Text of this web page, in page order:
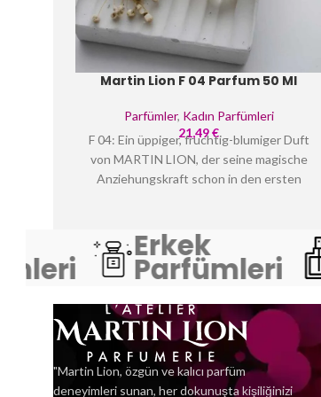
Martin Lion F 04 Parfum 50 Ml
Parfümler, Kadın Parfümleri
21,49€
F 04: Ein üppiger, fruchtig-blumiger Duft
von MARTIN LION, der seine magische
Anziehungskraft schon in den ersten
Erkek
Parfümleri
"Martin Lion, özgün ve kalıcı parfüm
deneyimleri sunan, her dokunuşta kişiliğinizi